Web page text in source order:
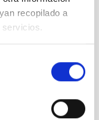
recopilado a
servicios.
cm